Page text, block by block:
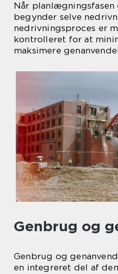
Når planlægningsfasen
begynder selve
nedrivningsproces er
kontrolleret for at
maksimere
Genbrug og
Genbrug og
en integreret del af